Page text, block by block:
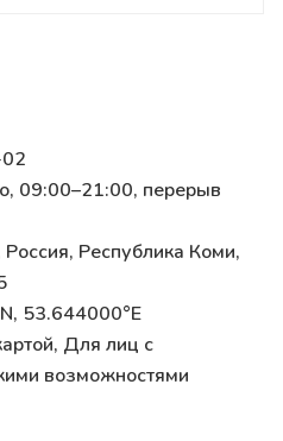
09:00–21:00, перерыв
Республика Коми,
53.644000°E
Для лиц с
возможностями